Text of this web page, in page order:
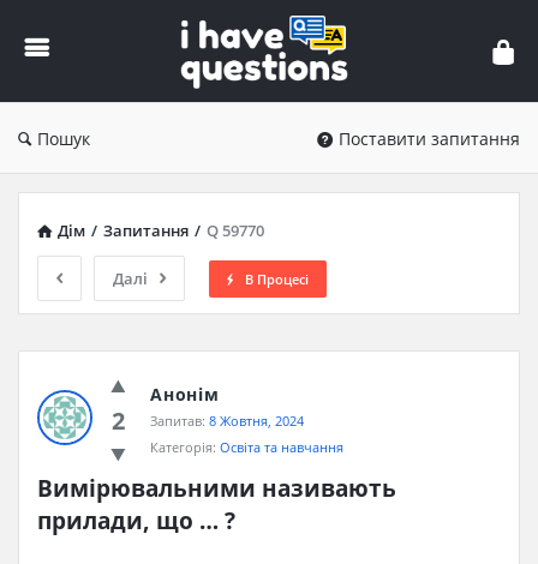
iHaveQuestions
Пошук Поставити запитання
Дім / Запитання / Q 59770
Далі В Процесі
2
Анонім
Запитав: 8 Жовтня, 2024
Категорія: Освіта та навчання
Вимірювальними називають
прилади, що … ?